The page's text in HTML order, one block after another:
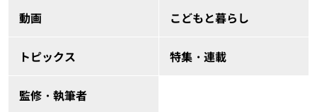
動画 こどもと暮らし
トピックス 特集・連載
監修・執筆者